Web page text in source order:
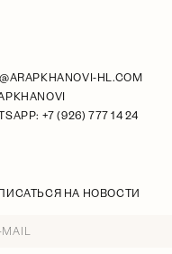
HL.COM
+7 (926) 777 14 24
НА НОВОСТИ